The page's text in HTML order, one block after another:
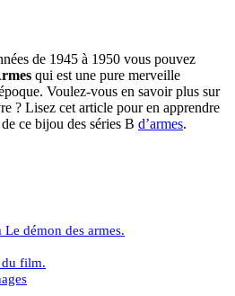
de 1945 à 1950 vous pouvez
qui est une pure merveille
Voulez-vous en savoir plus sur
? Lisez cet article pour en apprendre
ce bijou des séries B d’armes.
démon des armes.
du film.